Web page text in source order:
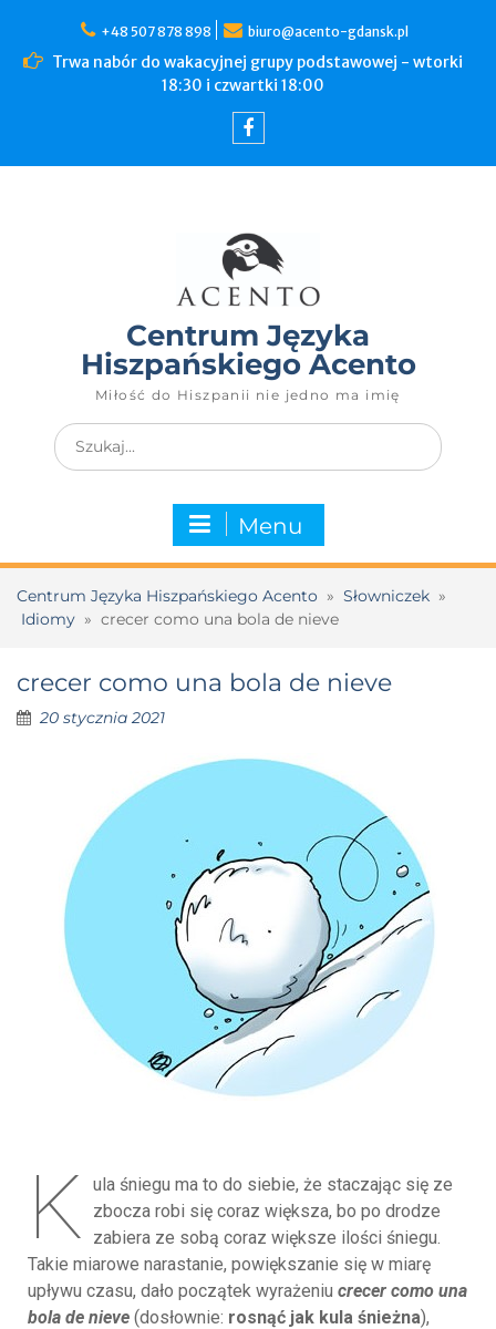
+48 507 878 898 biuro@acento-gdansk.pl
Trwa nabór do wakacyjnej grupy podstawowej - wtorki
18:30 i czwartki 18:00
Centrum Języka
Hiszpańskiego Acento
Miłość do Hiszpanii nie jedno ma imię
Menu
Centrum Języka Hiszpańskiego Acento » Słowniczek »
Idiomy » crecer como una bola de nieve
crecer como una bola de nieve
20 stycznia 2021
K ula śniegu ma to do siebie, że staczając się ze
zbocza robi się coraz większa, bo po drodze
zabiera ze sobą coraz większe ilości śniegu.
Takie miarowe narastanie, powiększanie się w miarę
upływu czasu, dało początek wyrażeniu crecer como una
bola de nieve (dosłownie: rosnąć jak kula śnieżna),